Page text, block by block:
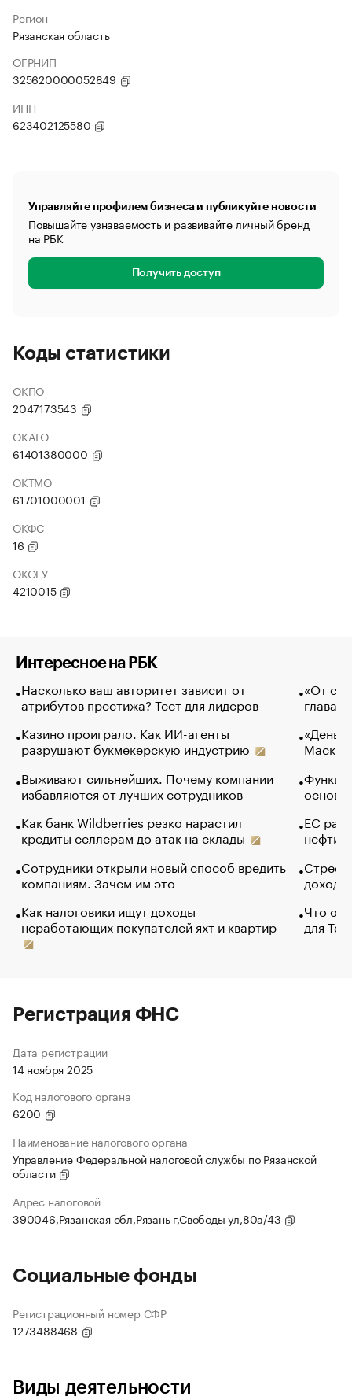
Регион
Рязанская область
ОГРНИП
325620000052849
ИНН
623402125580
Управляйте профилем бизнеса и публикуйте новости
Повышайте узнаваемость и развивайте личный бренд
на РБК
Получить доступ
Коды статистики
ОКПО
2047173543
ОКАТО
61401380000
ОКТМО
61701000001
ОКФС
16
ОКОГУ
4210015
Интересное на РБК
Насколько ваш авторитет зависит от
атрибутов престижа? Тест для лидеров
Казино проиграло. Как ИИ-агенты
разрушают букмекерскую индустрию
Выживают сильнейших. Почему компании
избавляются от лучших сотрудников
Как банк Wildberries резко нарастил
кредиты селлерам до атак на склады
Сотрудники открыли новый способ вредить
компаниям. Зачем им это
Как налоговики ищут доходы
неработающих покупателей яхт и квартир
«От
глава
Маск в
основ
ЕС
нефти
Что
для
Регистрация ФНС
Дата регистрации
14 ноября 2025
Код налогового органа
6200
Наименование налогового органа
Управление Федеральной налоговой службы по Рязанской
области
Адрес налоговой
390046,Рязанская обл,Рязань г,Свободы ул,80а/43
Социальные фонды
Регистрационный номер СФР
1273488468
Виды деятельности